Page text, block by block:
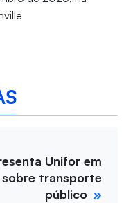
Unifor em
transporte
público